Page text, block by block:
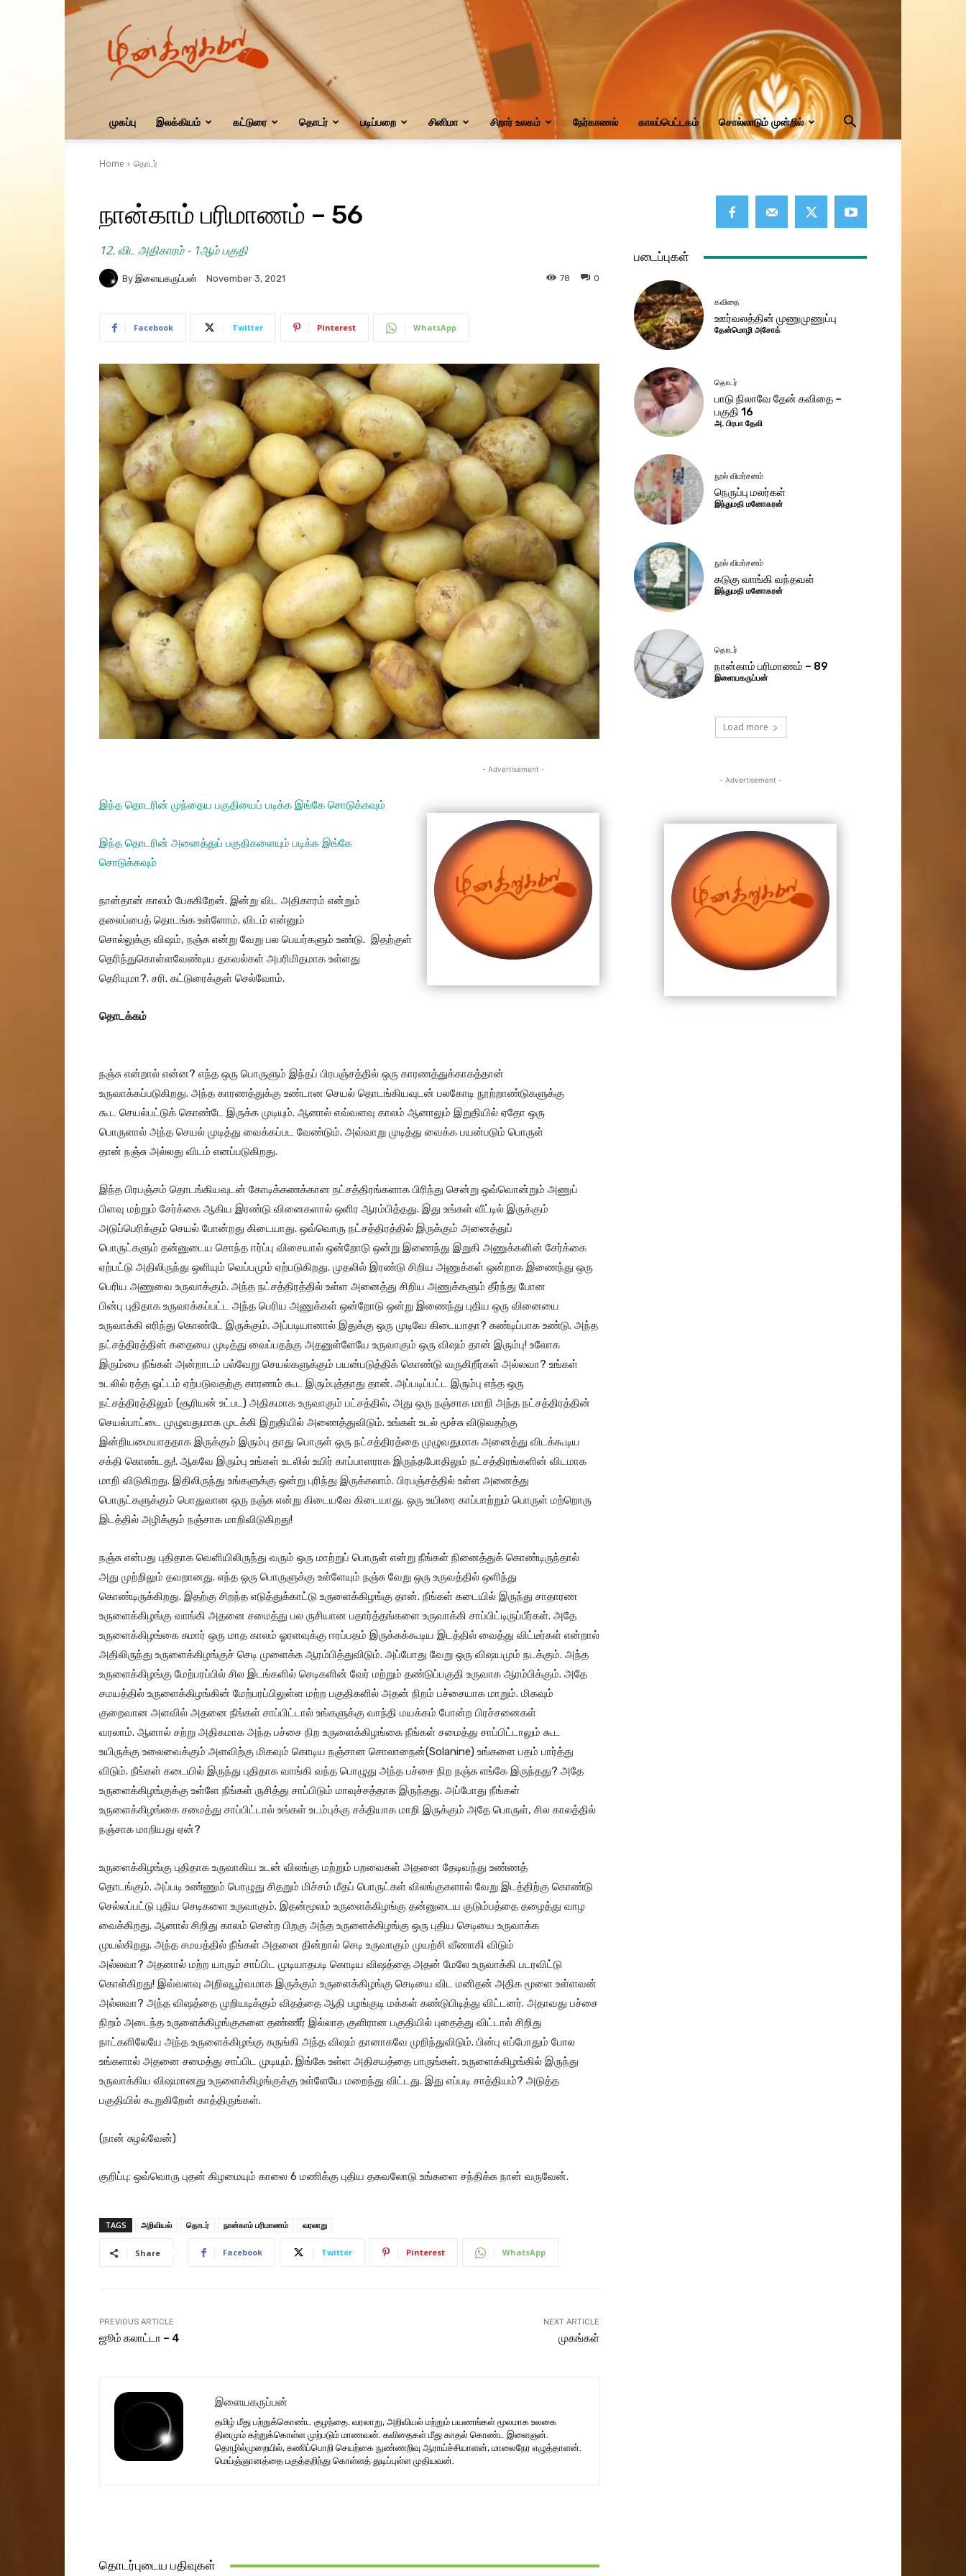
மின்கிறுக்கல்
முகப்பு இலக்கியம் கட்டுரை தொடர் படிப்பறை சினிமா சிறார் உலகம் நேர்காணல் காலப்பெட்டகம் சொல்லாடும் முன்றில்
Home தொடர்
நான்காம் பரிமாணம் – 56
12. விட அதிகாரம் - 1ஆம் பகுதி
By இளையகருப்பன் November 3, 2021 0
78
Facebook Twitter Pinterest WhatsApp
- Advertisement -
இந்த தொடரின் முந்தைய பகுதியைப் படிக்க இங்கே சொடுக்கவும்
இந்த தொடரின் அனைத்துப் பகுதிகளையும் படிக்க இங்கே
சொடுக்கவும்
நான்தான் காலம் பேசுகிறேன். இன்று விட அதிகாரம் என்றும்
தலைப்பைத் தொடங்க உள்ளோம். விடம் என்னும்
சொல்லுக்கு விஷம், நஞ்சு என்று வேறு பல பெயர்களும் உண்டு. இதற்குள்
தெரிந்துகொள்ளவேண்டிய தகவல்கள் அபரிமிதமாக உள்ளது
தெரியுமா?. சரி. கட்டுரைக்குள் செல்வோம்.
தொடக்கம்
நஞ்சு என்றால் என்ன? எந்த ஒரு பொருளும் இந்தப் பிரபஞ்சத்தில் ஒரு காரணத்துக்காகத்தான்
உருவாக்கப்படுகிறது. அந்த காரணத்துக்கு உண்டான செயல் தொடங்கியவுடன் பலகோடி நூற்றாண்டுகளுக்கு
கூட செயல்பட்டுக் கொண்டே இருக்க முடியும். ஆனால் எவ்வளவு காலம் ஆனாலும் இறுதியில் ஏதோ ஒரு
பொருளால் அந்த செயல் முடித்து வைக்கப்பட வேண்டும். அவ்வாறு முடித்து வைக்க பயன்படும் பொருள்
தான் நஞ்சு அல்லது விடம் எனப்படுகிறது.
இந்த பிரபஞ்சம் தொடங்கியவுடன் கோடிக்கணக்கான நட்சத்திரங்களாக பிரிந்து சென்று ஒவ்வொன்றும் அணுப்
பிளவு மற்றும் சேர்க்கை ஆகிய இரண்டு வினைகளால் ஒளிர ஆரம்பித்தது. இது உங்கள் வீட்டில் இருக்கும்
அடுப்பெரிக்கும் செயல் போன்றது கிடையாது. ஒவ்வொரு நட்சத்திரத்தில் இருக்கும் அனைத்துப்
பொருட்களும் தன்னுடைய சொந்த ஈர்ப்பு விசையால் ஒன்றோடு ஒன்று இணைந்து இறுகி அணுக்களின் சேர்க்கை
ஏற்பட்டு அதிலிருந்து ஒளியும் வெப்பமும் ஏற்படுகிறது. முதலில் இரண்டு சிறிய அணுக்கள் ஒன்றாக இணைந்து ஒரு
பெரிய அணுவை உருவாக்கும். அந்த நட்சத்திரத்தில் உள்ள அனைத்து சிறிய அணுக்களும் தீர்ந்து போன
பின்பு புதிதாக உருவாக்கப்பட்ட அந்த பெரிய அணுக்கள் ஒன்றோடு ஒன்று இணைந்து புதிய ஒரு வினையை
உருவாக்கி எரிந்து கொண்டே இருக்கும். அப்படியானால் இதுக்கு ஒரு முடிவே கிடையாதா? கண்டிப்பாக உண்டு. அந்த
நட்சத்திரத்தின் கதையை முடித்து வைப்பதற்கு அதனுள்ளேயே உருவாகும் ஒரு விஷம் தான் இரும்பு! உலோக
இரும்பை நீங்கள் அன்றாடம் பல்வேறு செயல்களுக்கும் பயன்படுத்திக் கொண்டு வருகிறீர்கள் அல்லவா? உங்கள்
உடலில் ரத்த ஓட்டம் ஏற்படுவதற்கு காரணம் கூட இரும்புத்தாது தான். அப்படிப்பட்ட இரும்பு எந்த ஒரு
நட்சத்திரத்திலும் (சூரியன் உட்பட) அதிகமாக உருவாகும் பட்சத்தில், அது ஒரு நஞ்சாக மாறி அந்த நட்சத்திரத்தின்
செயல்பாட்டை முழுவதுமாக முடக்கி இறுதியில் அணைத்துவிடும். உங்கள் உடல் மூச்சு விடுவதற்கு
இன்றியமையாததாக இருக்கும் இரும்பு தாது பொருள் ஒரு நட்சத்திரத்தை முழுவதுமாக அனைத்து விடக்கூடிய
சக்தி கொண்டது!. ஆகவே இரும்பு உங்கள் உடலில் உயிர் காப்பாளராக இருந்தபோதிலும் நட்சத்திரங்களின் விடமாக
மாறி விடுகிறது. இதிலிருந்து உங்களுக்கு ஒன்று புரிந்து இருக்கலாம். பிரபஞ்சத்தில் உள்ள அனைத்து
பொருட்களுக்கும் பொதுவான ஒரு நஞ்சு என்று கிடையவே கிடையாது. ஒரு உயிரை காப்பாற்றும் பொருள் மற்றொரு
இடத்தில் அழிக்கும் நஞ்சாக மாறிவிடுகிறது!
நஞ்சு என்பது புதிதாக வெளியிலிருந்து வரும் ஒரு மாற்றுப் பொருள் என்று நீங்கள் நினைத்துக் கொண்டிருந்தால்
அது முற்றிலும் தவறானது. எந்த ஒரு பொருளுக்கு உள்ளேயும் நஞ்சு வேறு ஒரு உருவத்தில் ஒளிந்து
கொண்டிருக்கிறது. இதற்கு சிறந்த எடுத்துக்காட்டு உருளைக்கிழங்கு தான். நீங்கள் கடையில் இருந்து சாதாரண
உருளைக்கிழங்கு வாங்கி அதனை சமைத்து பல ருசியான பதார்த்தங்களை உருவாக்கி சாப்பிட்டிருப்பீர்கள். அதே
உருளைக்கிழங்கை சுமார் ஒரு மாத காலம் ஓரளவுக்கு ஈரப்பதம் இருக்கக்கூடிய இடத்தில் வைத்து விட்டீர்கள் என்றால்
அதிலிருந்து உருளைக்கிழங்குச் செடி முளைக்க ஆரம்பித்துவிடும். அப்போது வேறு ஒரு விஷயமும் நடக்கும். அந்த
உருளைக்கிழங்கு மேற்பரப்பில் சில இடங்களில் செடிகளின் வேர் மற்றும் தண்டுப்பகுதி உருவாக ஆரம்பிக்கும். அதே
சமயத்தில் உருளைக்கிழங்கின் மேற்பரப்பிலுள்ள மற்ற பகுதிகளில் அதன் நிறம் பச்சையாக மாறும். மிகவும்
குறைவான அளவில் அதனை நீங்கள் சாப்பிட்டால் உங்களுக்கு வாந்தி மயக்கம் போன்ற பிரச்சனைகள்
வரலாம். ஆனால் சற்று அதிகமாக அந்த பச்சை நிற உருளைக்கிழங்கை நீங்கள் சமைத்து சாப்பிட்டாலும் கூட
உயிருக்கு உலைவைக்கும் அளவிற்கு மிகவும் கொடிய நஞ்சான சொலாநைன்(Solanine) உங்களை பதம் பார்த்து
விடும். நீங்கள் கடையில் இருந்து புதிதாக வாங்கி வந்த பொழுது அந்த பச்சை நிற நஞ்சு எங்கே இருந்தது? அதே
உருளைக்கிழங்குக்கு உள்ளே நீங்கள் ருசித்து சாப்பிடும் மாவுச்சத்தாக இருந்தது. அப்போது நீங்கள்
உருளைக்கிழங்கை சமைத்து சாப்பிட்டால் உங்கள் உடம்புக்கு சக்தியாக மாறி இருக்கும் அதே பொருள், சில காலத்தில்
நஞ்சாக மாறியது ஏன்?
உருளைக்கிழங்கு புதிதாக உருவாகிய உடன் விலங்கு மற்றும் பறவைகள் அதனை தேடிவந்து உண்ணத்
தொடங்கும். அப்படி உண்ணும் பொழுது சிதறும் மிச்சம் மீதப் பொருட்கள் விலங்குகளால் வேறு இடத்திற்கு கொண்டு
செல்லப்பட்டு புதிய செடிகளை உருவாகும். இதன்மூலம் உருளைக்கிழங்கு தன்னுடைய குடும்பத்தை தழைத்து வாழ
வைக்கிறது. ஆனால் சிறிது காலம் சென்ற பிறகு அந்த உருளைக்கிழங்கு ஒரு புதிய செடியை உருவாக்க
முயல்கிறது. அந்த சமயத்தில் நீங்கள் அதனை தின்றால் செடி உருவாகும் முயற்சி வீணாகி விடும்
அல்லவா? அதனால் மற்ற யாரும் சாப்பிட முடியாதபடி கொடிய விஷத்தை அதன் மேலே உருவாக்கி படரவிட்டு
கொள்கிறது! இவ்வளவு அறிவுபூர்வமாக இருக்கும் உருளைக்கிழங்கு செடியை விட மனிதன் அதிக மூளை உள்ளவன்
அல்லவா? அந்த விஷத்தை முறியடிக்கும் விதத்தை ஆதி பழங்குடி மக்கள் கண்டுபிடித்து விட்டனர். அதாவது பச்சை
நிறம் அடைந்த உருளைக்கிழங்குகளை தண்ணீர் இல்லாத குளிரான பகுதியில் புதைத்து விட்டால் சிறிது
நாட்களிலேயே அந்த உருளைக்கிழங்கு சுருங்கி அந்த விஷம் தானாகவே முறிந்துவிடும். பின்பு எப்போதும் போல
உங்களால் அதனை சமைத்து சாப்பிட முடியும். இங்கே உள்ள அதிசயத்தை பாருங்கள். உருளைக்கிழங்கில் இருந்து
உருவாக்கிய விஷமானது உருளைக்கிழங்குக்கு உள்ளேயே மறைந்து விட்டது. இது எப்படி சாத்தியம்? அடுத்த
பகுதியில் கூறுகிறேன் காத்திருங்கள்.
(நான் சுழல்வேன்)
குறிப்பு: ஒவ்வொரு புதன் கிழமையும் காலை 6 மணிக்கு புதிய தகவலோடு உங்களை சந்திக்க நான் வருவேன்.
TAGS அறிவியல் தொடர் நான்காம் பரிமாணம் வரலாறு
Share Facebook Twitter Pinterest WhatsApp
PREVIOUS ARTICLE
ஜூம் கலாட்டா – 4
NEXT ARTICLE
முகங்கள்
இளையகருப்பன்
தமிழ் மீது பற்றுக்கொண்ட குழந்தை. வரலாறு, அறிவியல் மற்றும் பயணங்கள் மூலமாக உலகை
தினமும் கற்றுக்கொள்ள முற்படும் மாணவன். கவிதைகள் மீது காதல் கொண்ட இளைஞன்.
தொழில்முறையில், கணிப்பொறி செயற்கை நுண்ணறிவு ஆராய்ச்சியாளன், மாலைநேர எழுத்தாளன்.
மெய்ஞ்ஞானத்தை பகுத்தறிந்து கொள்ளத் துடிப்புள்ள முதியவன்.
தொடர்புடைய பதிவுகள்
படைப்புகள்
கவிதை
ஊர்வலத்தின் முணுமுணுப்பு
தேன்மொழி அசோக்
தொடர்
பாடு நிலாவே தேன் கவிதை –
பகுதி 16
அ. பிரபா தேவி
நூல் விமர்சனம்
நெருப்பு மலர்கள்
இந்துமதி மனோகரன்
நூல் விமர்சனம்
கடுகு வாங்கி வந்தவள்
இந்துமதி மனோகரன்
தொடர்
நான்காம் பரிமாணம் – 89
இளையகருப்பன்
Load more
- Advertisement -